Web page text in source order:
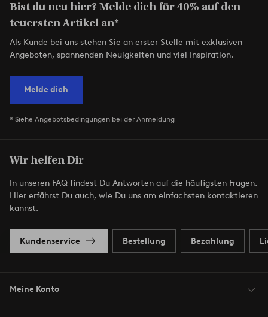
Bist du neu hier? Melde dich für 40% auf den
teuersten Artikel an*
Als Kunde bei uns stehen Sie an erster Stelle mit exklusiven
Angeboten, spannenden Neuigkeiten und viel Inspiration.
Melde dich
* Siehe Angebotsbedingungen bei der Anmeldung
Wir helfen Dir
In unseren FAQ findest Du Antworten auf die häufigsten Fragen.
Hier erfährst Du auch, wie Du uns am einfachsten kontaktieren
kannst.
Kundenservice Bestellung Bezahlung
Meine Konto